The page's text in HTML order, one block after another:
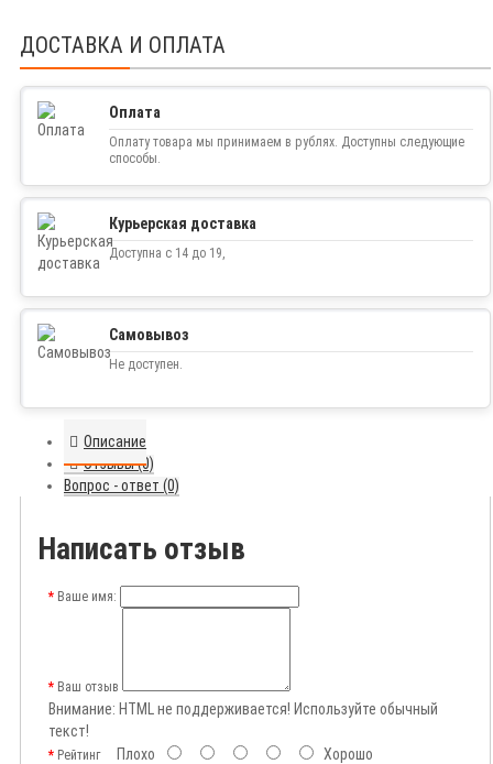
ДОСТАВКА И ОПЛАТА
Оплата
Оплату товара мы принимаем в рублях. Доступны следующие
способы.
Курьерская доставка
Доступна с 14 до 19,
Самовывоз
Не доступен.
Описание
Отзывы (0)
Вопрос - ответ (0)
Написать отзыв
Ваше имя:
Ваш отзыв
Внимание: HTML не поддерживается! Используйте обычный
текст!
РейтингПлохо Хорошо